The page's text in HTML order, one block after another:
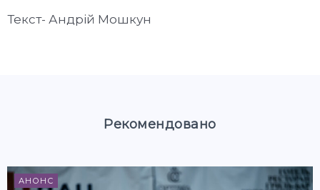
Текст- Андрій Мошкун
Рекомендовано
АНОНС